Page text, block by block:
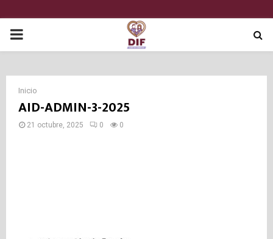
P
M
Inicio
AID-ADMIN-3-2025
21 octubre, 2025 0 0